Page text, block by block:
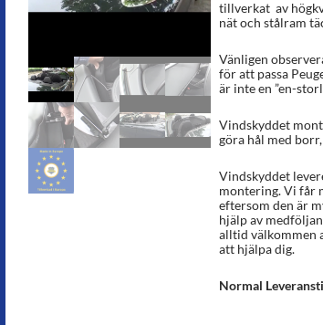
tillverkat av
nät och stålram
Vänligen
för att passa
är inte en ”en-
Vindskyddet
göra hål med
Vindskyddet
montering. Vi får
eftersom den är
hjälp av
alltid välkommen
att hjälpa dig.
Normal